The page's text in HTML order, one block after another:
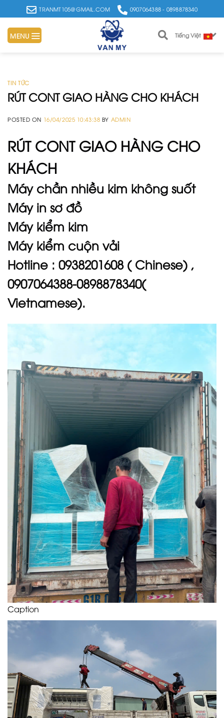
to
content
TRANMT105@GMAIL.COM 0907064388 - 0898878340
MENU Tiếng Việt
TIN TỨC
RÚT CONT GIAO HÀNG CHO KHÁCH
POSTED ON 16/04/2025 10:43:38 BY ADMIN
RÚT CONT GIAO HÀNG CHO
KHÁCH
Máy chần nhiều kim không suốt
Máy in sơ đồ
Máy kiểm kim
Máy kiểm cuộn vải
Hotline : 0938201608 ( Chinese) ,
0907064388-0898878340(
Vietnamese).
Caption